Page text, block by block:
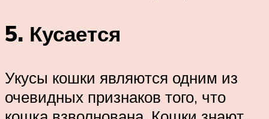
5. Кусается
Укусы кошки являются одним из
очевидных признаков того, что